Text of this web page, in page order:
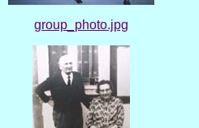
group_photo.jpg